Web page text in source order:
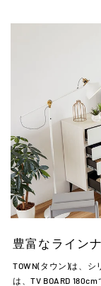
豊富なライン
TOWN(タウン)は、
は、TV BOARD 180cm